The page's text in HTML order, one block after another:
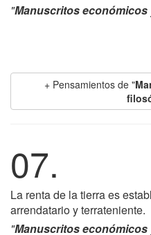
"Manuscritos
+ Pensamientos de "
07.
La renta de la tierra es
arrendatario y terrateniente.
"Manuscritos